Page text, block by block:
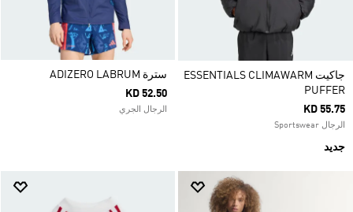
جاكيت ESSENTIALS CLIMAWARM
PUFFER
KD 55.75
الرجال Sportswear
جديد
سترة ADIZERO LABRUM
KD 52.50
الرجال الجري